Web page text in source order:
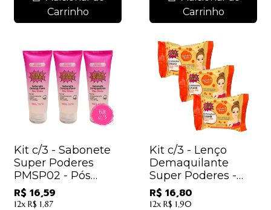
Carrinho
Carrinho
Kit c/3 - Sabonete
Super Poderes
PMSP02 - Pós
make / 5,53
R$ 16,59
12x R$ 1,87
Kit c/3 - Lenço
Demaquilante
Super Poderes -
LDSP01 - Colágeno
Pêssego/ 5,60
R$ 16,80
12x R$ 1,90